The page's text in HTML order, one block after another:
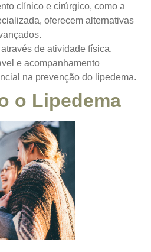
clínico e cirúrgico, como a
oferecem alternativas
de atividade física,
e acompanhamento
na prevenção do lipedema.
o Lipedema